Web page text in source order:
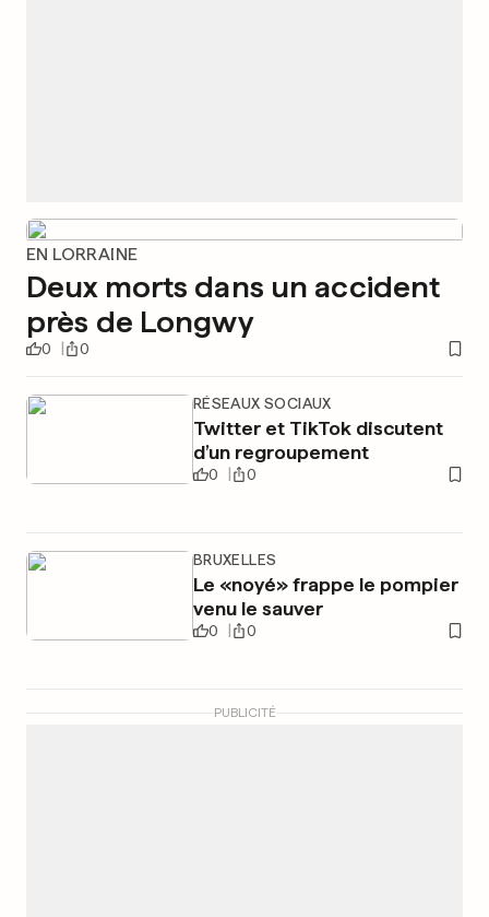
EN LORRAINE
Deux morts dans un accident
près de Longwy
0 0
RÉSEAUX SOCIAUX
Twitter et TikTok discutent
d’un regroupement
0 0
BRUXELLES
Le «noyé» frappe le pompier
venu le sauver
0 0
PUBLICITÉ